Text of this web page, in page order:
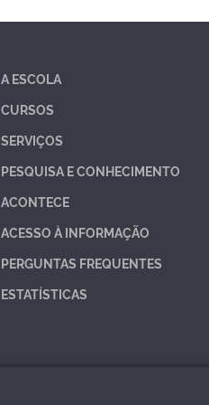
A ESCOLA
CURSOS
SERVIÇOS
PESQUISA E CONHECIMENTO
ACONTECE
ACESSO À INFORMAÇÃO
PERGUNTAS FREQUENTES
ESTATÍSTICAS